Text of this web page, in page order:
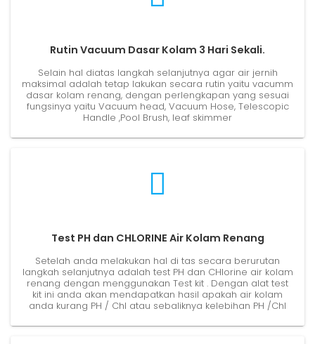
Rutin Vacuum Dasar Kolam 3 Hari Sekali.
Selain hal diatas langkah selanjutnya agar air jernih
maksimal adalah tetap lakukan secara rutin yaitu vacumm
dasar kolam renang, dengan perlengkapan yang sesuai
fungsinya yaitu Vacuum head, Vacuum Hose, Telescopic
Handle ,Pool Brush, leaf skimmer
Test PH dan CHLORINE Air Kolam Renang
Setelah anda melakukan hal di tas secara berurutan
langkah selanjutnya adalah test PH dan CHlorine air kolam
renang dengan menggunakan Test kit . Dengan alat test
kit ini anda akan mendapatkan hasil apakah air kolam
anda kurang PH / Chl atau sebaliknya kelebihan PH /Chl